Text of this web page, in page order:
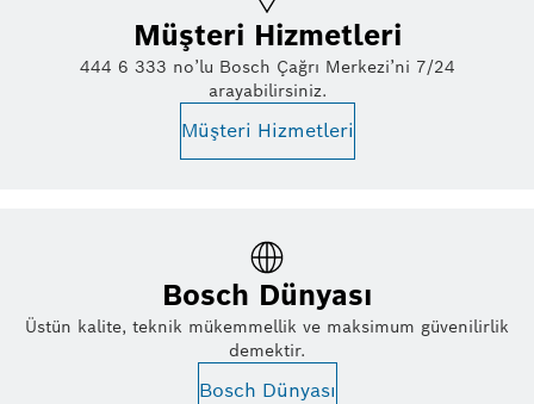
Müşteri Hizmetleri
444 6 333 no’lu Bosch Çağrı Merkezi’ni 7/24
arayabilirsiniz.
Müşteri Hizmetleri
Bosch Dünyası
Üstün kalite, teknik mükemmellik ve maksimum güvenilirlik
demektir.
Bosch Dünyası